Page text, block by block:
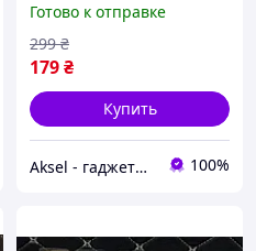
микрофиброй, разные
цвета
Готово к отправке
179₴
299 ₴
Купить
Aksel - гаджети та мобільні аксесуари 100%